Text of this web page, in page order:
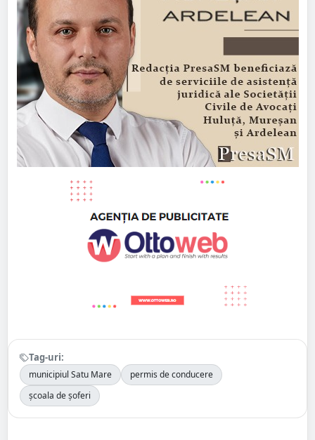
Tag-uri:
municipiul Satu Mare
permis de conducere
școala de șoferi